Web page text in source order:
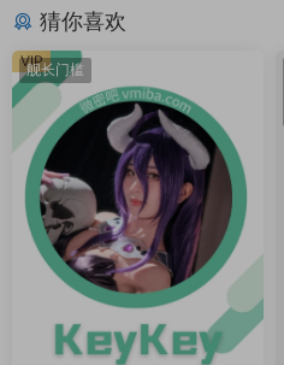
猜你喜欢
舰长门槛
VIP